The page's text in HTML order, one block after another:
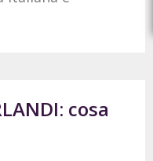
cosa